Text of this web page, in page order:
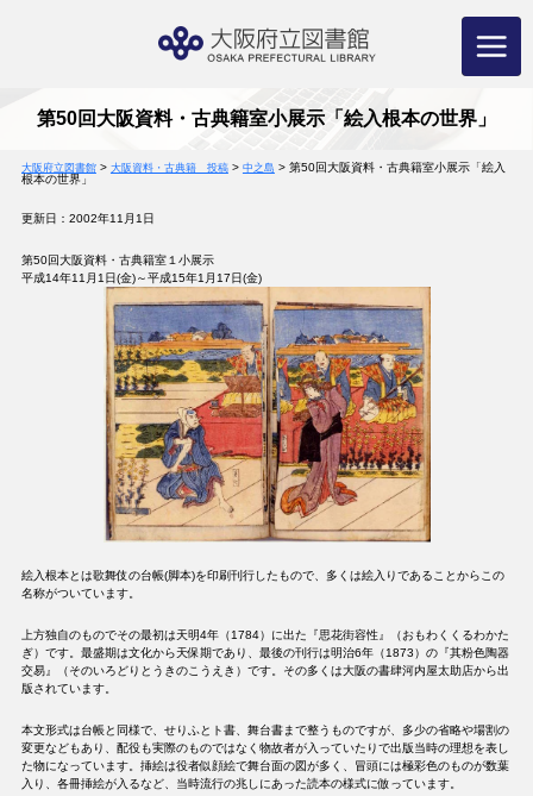
第50回大阪資料・古典籍室小展示「絵入根本の世界」
大阪府立図書館> 大阪資料・古典籍 投稿> 中之島 > 第50回大阪資料・古典籍室小展示「絵入
根本の世界」
更新日：2002年11月1日
第50回大阪資料・古典籍室１小展示
平成14年11月1日(金)～平成15年1月17日(金)
絵入根本とは歌舞伎の台帳(脚本)を印刷刊行したもので、多くは絵入りであることからこの
名称がついています。
上方独自のものでその最初は天明4年（1784）に出た『思花街容性』（おもわくくるわかた
ぎ）です。最盛期は文化から天保期であり、最後の刊行は明治6年（1873）の『其粉色陶器
交易』（そのいろどりとうきのこうえき）です。その多くは大阪の書肆河内屋太助店から出
版されています。
本文形式は台帳と同様で、せりふとト書、舞台書まで整うものですが、多少の省略や場割の
変更などもあり、配役も実際のものではなく物故者が入っていたりで出版当時の理想を表し
た物になっています。挿絵は役者似顔絵で舞台面の図が多く、冒頭には極彩色のものが数葉
入り、各冊挿絵が入るなど、当時流行の兆しにあった読本の様式に倣っています。